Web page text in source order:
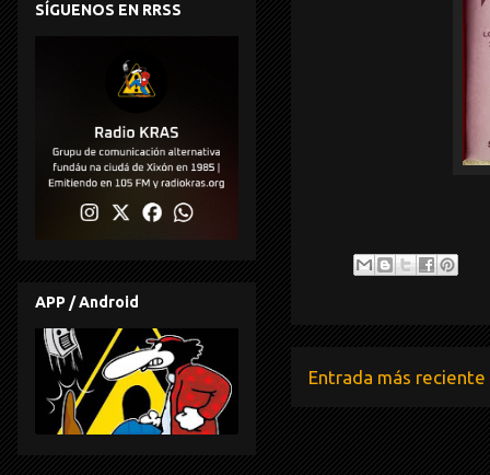
Entrada más reciente
SÍGUENOS EN RRSS
APP / Android